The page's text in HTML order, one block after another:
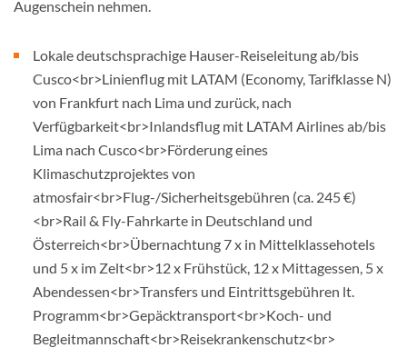
Augenschein nehmen.
Lokale deutschsprachige Hauser-Reiseleitung ab/bis
Cusco<br>Linienflug mit LATAM (Economy, Tarifklasse N)
von Frankfurt nach Lima und zurück, nach
Verfügbarkeit<br>Inlandsflug mit LATAM Airlines ab/bis
Lima nach Cusco<br>Förderung eines
Klimaschutzprojektes von
atmosfair<br>Flug-/Sicherheitsgebühren (ca. 245 €)
<br>Rail & Fly-Fahrkarte in Deutschland und
Österreich<br>Übernachtung 7 x in Mittelklassehotels
und 5 x im Zelt<br>12 x Frühstück, 12 x Mittagessen, 5 x
Abendessen<br>Transfers und Eintrittsgebühren lt.
Programm<br>Gepäcktransport<br>Koch- und
Begleitmannschaft<br>Reisekrankenschutz<br>